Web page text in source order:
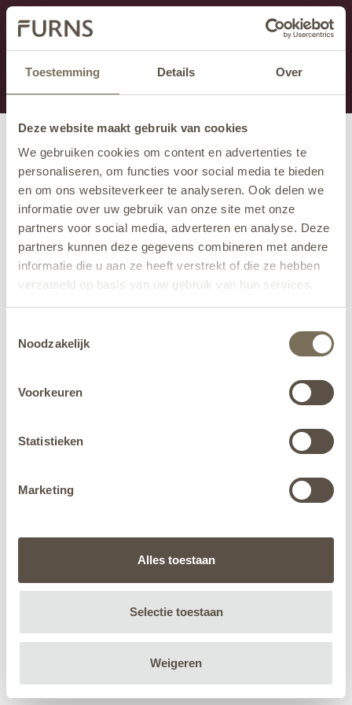
Toestemming Details Over
Deze website maakt gebruik van cookies
We gebruiken cookies om content en advertenties te
personaliseren, om functies voor social media te bieden
en om ons websiteverkeer te analyseren. Ook delen we
informatie over uw gebruik van onze site met onze
partners voor social media, adverteren en analyse. Deze
partners kunnen deze gegevens combineren met andere
informatie die u aan ze heeft verstrekt of die ze hebben
verzameld op basis van uw gebruik van hun services.
jehier.
Noodzakelijk
Voorkeuren
Statistieken
Marketing
Alles toestaan
Selectie toestaan
Weigeren
Dieser Abschnitt wird derzeit gewartet.
Wenn Sie Informationen vermissen, können Sie uns
unter +31 413 395 294 anrufen oder uns unter